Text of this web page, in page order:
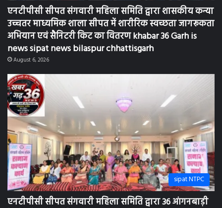
एनटीपीसी सीपत संगवारी महिला समिति द्वारा शासकीय कन्या
उच्चतर माध्यमिक शाला सीपत में शारीरिक स्वच्छता जागरूकता
अभियान एवं सैनिटरी किट का वितरण khabar 36 Garh is
news sipat news bilaspur chhattisgarh
August 6, 2026
sipat NTPC
एनटीपीसी सीपत संगवारी महिला समिति द्वारा 36 आंगनबाड़ी